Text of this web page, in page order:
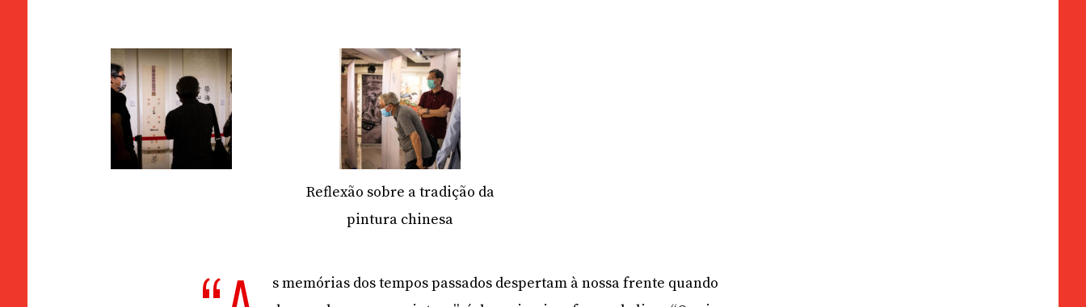
Reflexão sobre a tradição da
pintura chinesa
s memórias dos tempos passados despertam à nossa frente quando